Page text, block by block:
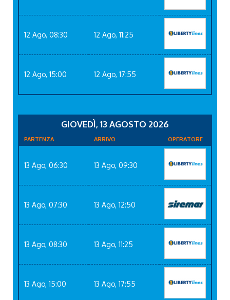
12 Ago, 08:30 12 Ago, 11:25
12 Ago, 15:00 12 Ago, 17:55
GIOVEDÌ, 13 AGOSTO 2026
PARTENZA ARRIVO OPERATORE
13 Ago, 06:30 13 Ago, 09:30
13 Ago, 07:30 13 Ago, 12:50
13 Ago, 08:30 13 Ago, 11:25
13 Ago, 15:00 13 Ago, 17:55